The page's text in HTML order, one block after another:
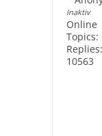
Inaktiv
Online
Topics:
Replies:
10563